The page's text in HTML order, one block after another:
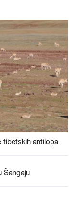
tibetskih antilopa
Šangaju